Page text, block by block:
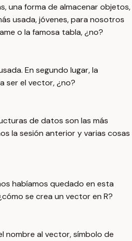
una forma de almacenar objetos,
usada, jóvenes, para nosotros
o la famosa tabla, ¿no?
En segundo lugar, la
ser el vector, ¿no?
de datos son las más
la sesión anterior y varias cosas
habíamos quedado en esta
se crea un vector en R?
nombre al vector, símbolo de